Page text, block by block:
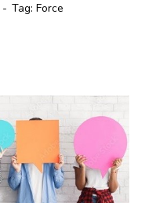
Tag: Force